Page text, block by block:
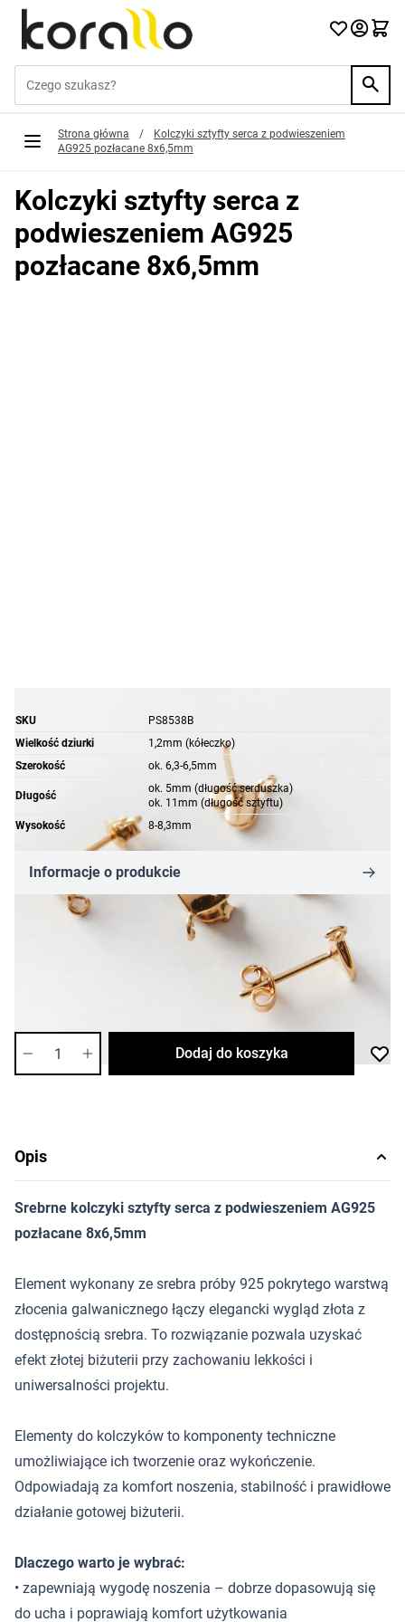
Przejdź do treści
Strona główna /
Kolczyki sztyfty serca z podwieszeniem
AG925 pozłacane 8x6,5mm
Kolczyki sztyfty serca z
podwieszeniem AG925
pozłacane 8x6,5mm
SKU
PS8538B
Wielkość dziurki
1,2mm (kółeczko)
Szerokość
ok. 6,3-6,5mm
Długość
ok. 5mm (długość serduszka)
ok. 11mm (długość sztyftu)
Wysokość
8-8,3mm
Informacje o produkcie
61,07 zł
Dostępność: średnia
Dodaj do koszyka
Opis
Srebrne kolczyki sztyfty serca z podwieszeniem AG925
pozłacane 8x6,5mm
Element wykonany ze srebra próby 925 pokrytego warstwą
złocenia galwanicznego łączy elegancki wygląd złota z
dostępnością srebra. To rozwiązanie pozwala uzyskać
efekt złotej biżuterii przy zachowaniu lekkości i
uniwersalności projektu.
Elementy do kolczyków to komponenty techniczne
umożliwiające ich tworzenie oraz wykończenie.
Odpowiadają za komfort noszenia, stabilność i prawidłowe
działanie gotowej biżuterii.
Dlaczego warto je wybrać:
• zapewniają wygodę noszenia – dobrze dopasowują się
do ucha i poprawiają komfort użytkowania